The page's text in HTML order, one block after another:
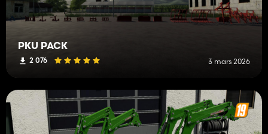
PKU PACK
2 076 3 mars 2026